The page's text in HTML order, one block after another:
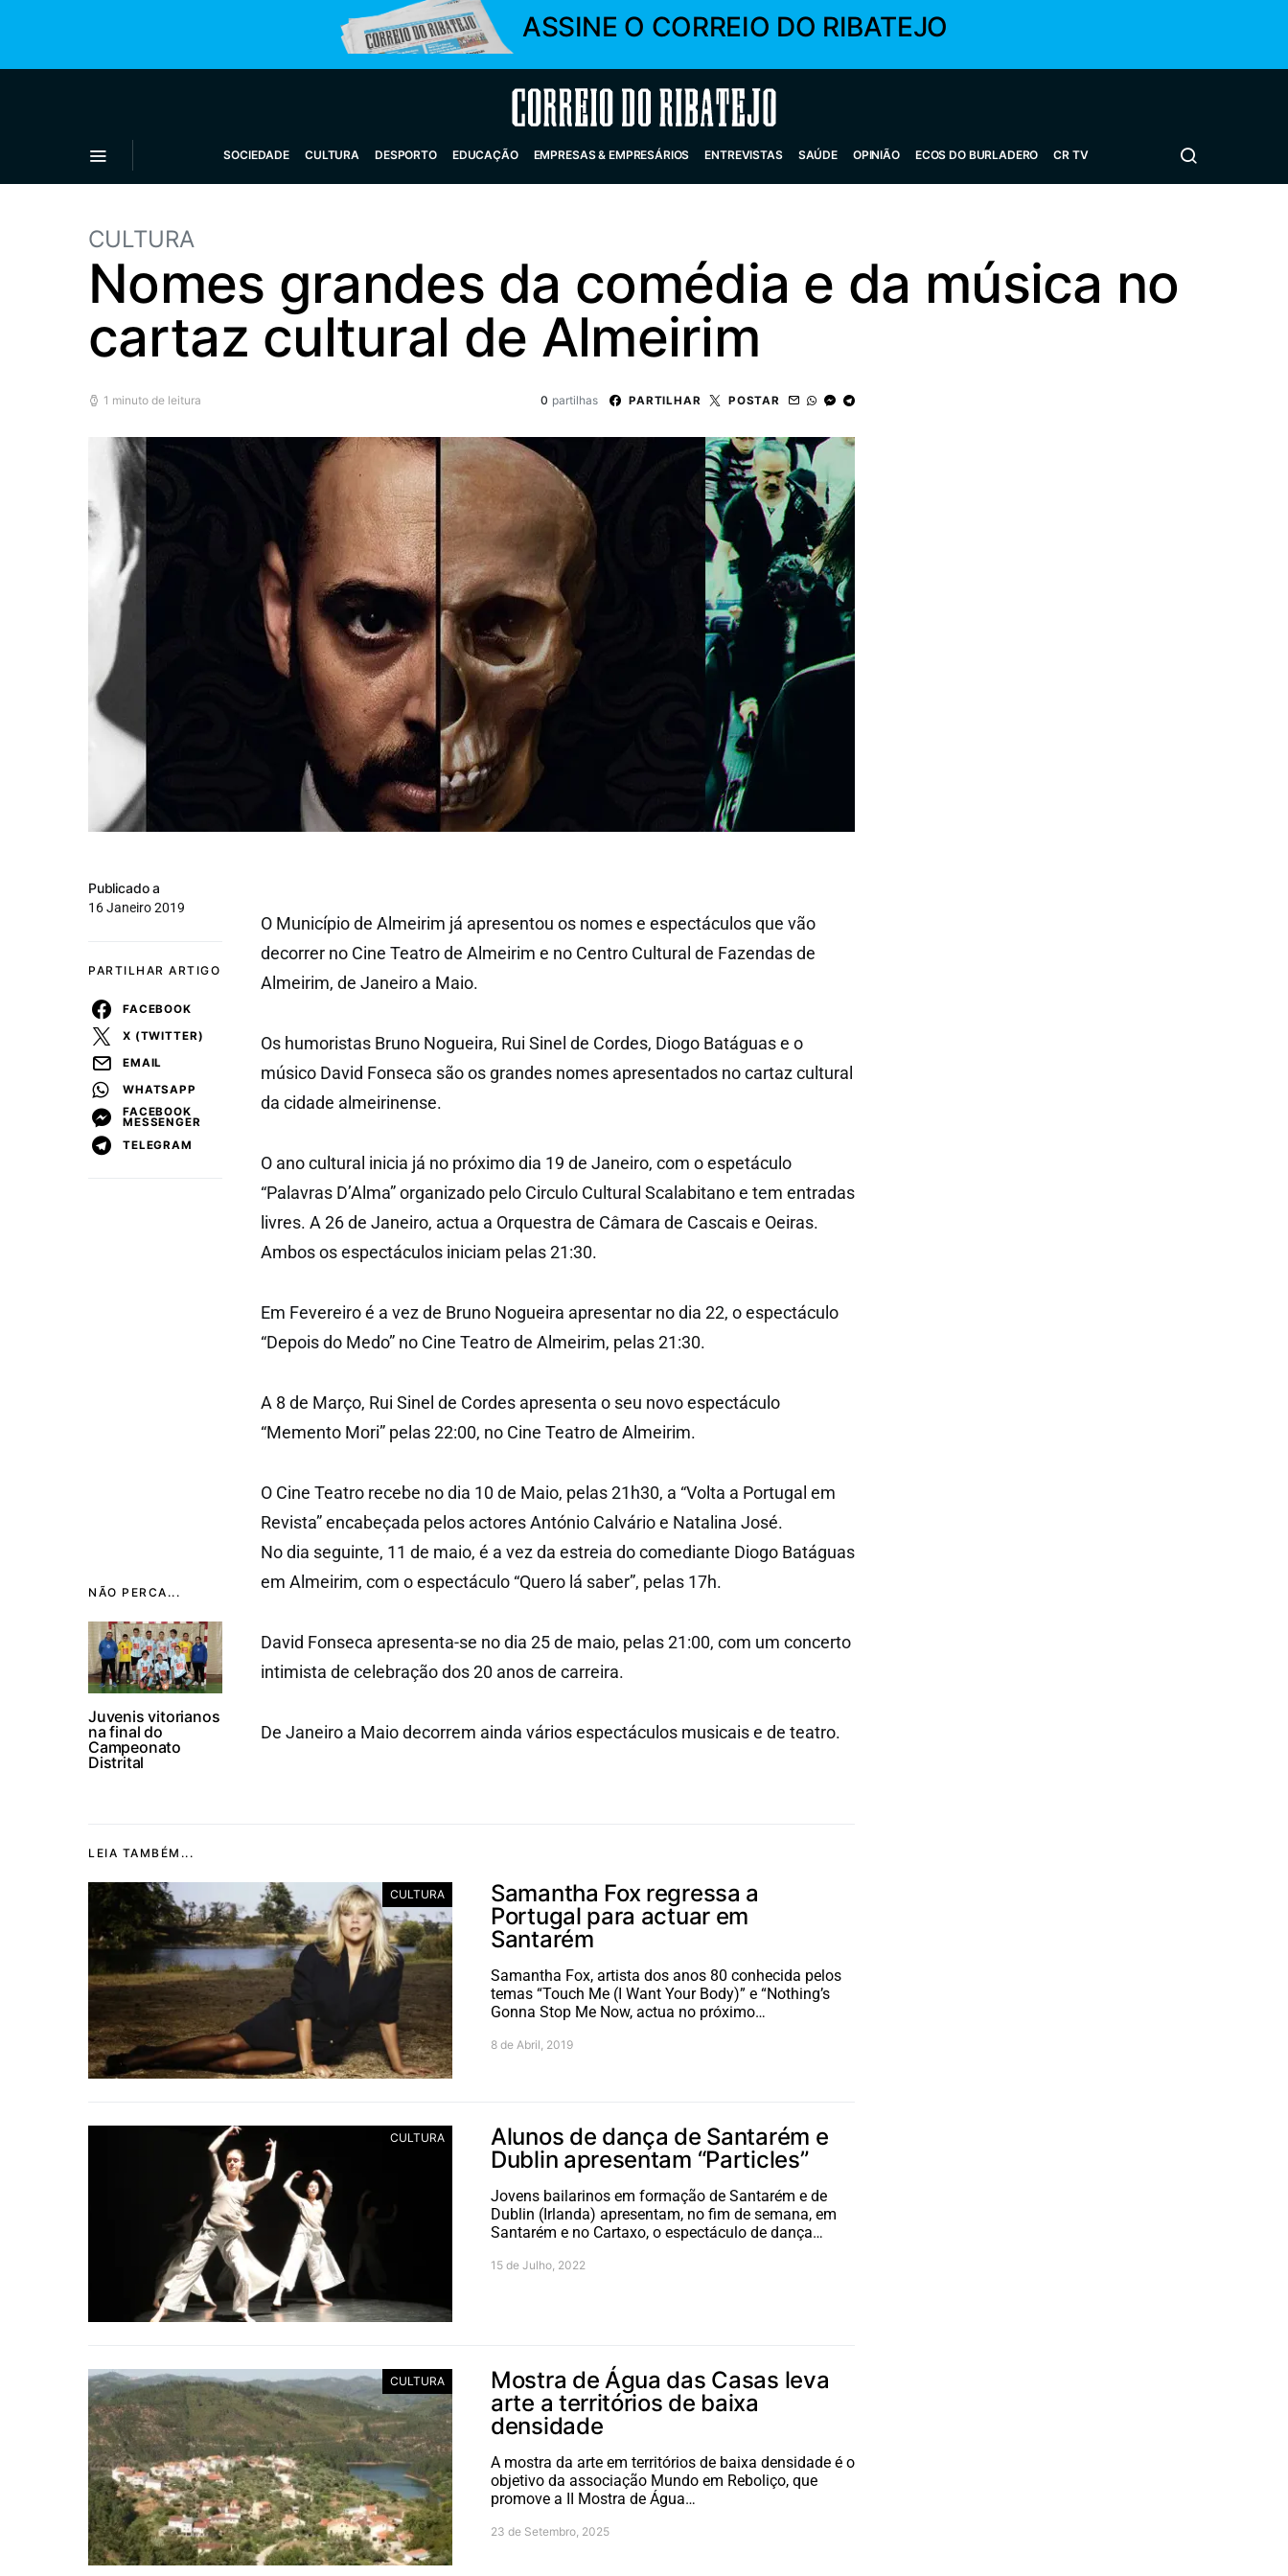
ASSINE O CORREIO DO RIBATEJO
Correio do Ribatejo
SOCIEDADE CULTURA DESPORTO EDUCAÇÃO EMPRESAS & EMPRESÁRIOS ENTREVISTAS SAÚDE OPINIÃO ECOS DO BURLADERO CR TV
CULTURA
Nomes grandes da comédia e da música no
cartaz cultural de Almeirim
1 minuto de leitura 0 partilhas PARTILHAR POSTAR
NÃO PERCA...
Juvenis vitorianos
na final do
Campeonato
Distrital
Publicado a
16 Janeiro 2019
PARTILHAR ARTIGO
FACEBOOK
X (TWITTER)
EMAIL
WHATSAPP
FACEBOOK
MESSENGER
TELEGRAM
O Município de Almeirim já apresentou os nomes e espectáculos que vão
decorrer no Cine Teatro de Almeirim e no Centro Cultural de Fazendas de
Almeirim, de Janeiro a Maio.
Os humoristas Bruno Nogueira, Rui Sinel de Cordes, Diogo Batáguas e o
músico David Fonseca são os grandes nomes apresentados no cartaz cultural
da cidade almeirinense.
O ano cultural inicia já no próximo dia 19 de Janeiro, com o espetáculo
“Palavras D’Alma” organizado pelo Circulo Cultural Scalabitano e tem entradas
livres. A 26 de Janeiro, actua a Orquestra de Câmara de Cascais e Oeiras.
Ambos os espectáculos iniciam pelas 21:30.
Em Fevereiro é a vez de Bruno Nogueira apresentar no dia 22, o espectáculo
“Depois do Medo” no Cine Teatro de Almeirim, pelas 21:30.
A 8 de Março, Rui Sinel de Cordes apresenta o seu novo espectáculo
“Memento Mori” pelas 22:00, no Cine Teatro de Almeirim.
O Cine Teatro recebe no dia 10 de Maio, pelas 21h30, a “Volta a Portugal em
Revista” encabeçada pelos actores António Calvário e Natalina José.
No dia seguinte, 11 de maio, é a vez da estreia do comediante Diogo Batáguas
em Almeirim, com o espectáculo “Quero lá saber”, pelas 17h.
David Fonseca apresenta-se no dia 25 de maio, pelas 21:00, com um concerto
intimista de celebração dos 20 anos de carreira.
De Janeiro a Maio decorrem ainda vários espectáculos musicais e de teatro.
LEIA TAMBÉM...
CULTURA
Samantha Fox regressa a
Portugal para actuar em
Santarém
Samantha Fox, artista dos anos 80 conhecida pelos
temas “Touch Me (I Want Your Body)” e “Nothing’s
Gonna Stop Me Now, actua no próximo…
8 de Abril, 2019
CULTURA
Alunos de dança de Santarém e
Dublin apresentam “Particles”
Jovens bailarinos em formação de Santarém e de
Dublin (Irlanda) apresentam, no fim de semana, em
Santarém e no Cartaxo, o espectáculo de dança…
15 de Julho, 2022
CULTURA
Mostra de Água das Casas leva
arte a territórios de baixa
densidade
A mostra da arte em territórios de baixa densidade é o
objetivo da associação Mundo em Reboliço, que
promove a II Mostra de Água…
23 de Setembro, 2025